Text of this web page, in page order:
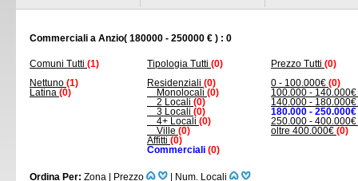
Commerciali a Anzio( 180000 - 250000 € ) : 0
Comuni Tutti (1)
Nettuno (1)
Latina (0)
Tipologia Tutti (0)
Residenziali (0)
Monolocali (0)
2 Locali (0)
3 Locali (0)
4+ Locali (0)
Ville (0)
Affitti (0)
Commerciali (0)
Prezzo Tutti (0)
0 - 100.000€ (0)
100.000 - 140.000€
140.000 - 180.000€
180.000 - 250.000€
250.000 - 400.000€
oltre 400.000€ (0)
Ordina Per: Zona Prezzo Num. Locali